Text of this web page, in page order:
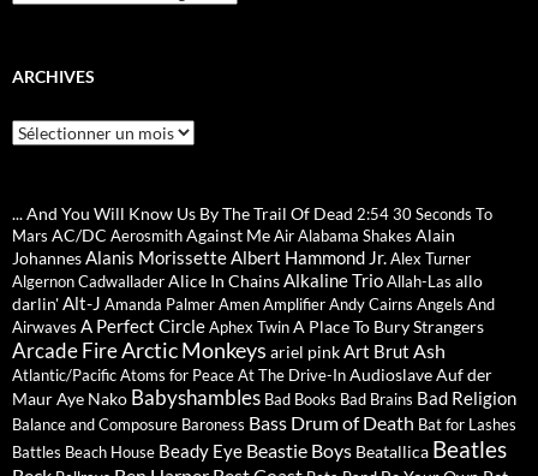
ARCHIVES
Archives
... And You Will Know Us By The Trail Of Dead 2:5430 Seconds To
Mars AC/DC AerosmithAgainst MeAirAlabama Shakes Alain
JohannesAlanis MorissetteAlbert Hammond Jr.Alex Turner
Algernon CadwalladerAlice In ChainsAlkaline TrioAllah-Las allo
darlin'Alt-J Amanda PalmerAmenAmplifierAndy Cairns Angels And
Airwaves A Perfect CircleAphex TwinA Place To Bury Strangers
Arcade FireArctic Monkeys ariel pinkArt Brut Ash
Atlantic/PacificAtoms for PeaceAt The Drive-InAudioslaveAuf der
MaurAye Nako Babyshambles Bad Books Bad Brains Bad Religion
Balance and Composure Baroness Bass Drum of Death Bat for Lashes
Battles Beach House Beady Eye Beastie Boys Beatallica Beatles